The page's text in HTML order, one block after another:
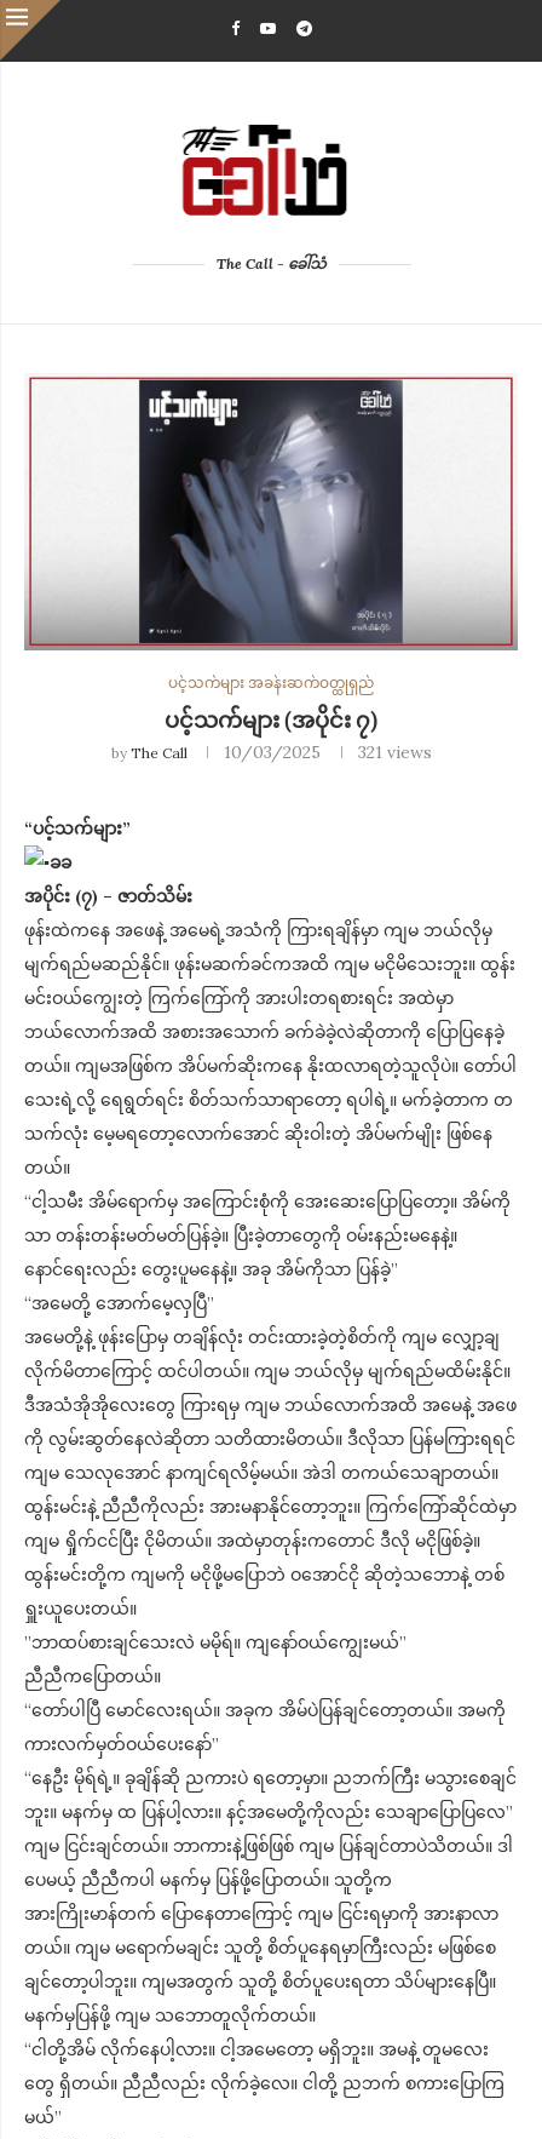
The Call - ခေါ်သံ
ပင့်သက်များ အခန်းဆက်ဝတ္ထုရှည်
ပင့်သက်များ (အပိုင်း ၇)
by The Call 10/03/2025 321 views
“ပင့်သက်များ”
ခခ
အပိုင်း (၇) – ဇာတ်သိမ်း
ဖုန်းထဲကနေ အဖေနဲ့ အမေရဲ့အသံကို ကြားရချိန်မှာ ကျမ ဘယ်လိုမှ
မျက်ရည်မဆည်နိုင်။ ဖုန်းမဆက်ခင်ကအထိ ကျမ မငိုမိသေးဘူး။ ထွန်း
မင်းဝယ်ကျွေးတဲ့ ကြက်ကြော်ကို အားပါးတရစားရင်း အထဲမှာ
ဘယ်လောက်အထိ အစားအသောက် ခက်ခဲခဲ့လဲဆိုတာကို ပြောပြနေခဲ့
တယ်။ ကျမအဖြစ်က အိပ်မက်ဆိုးကနေ နိုးထလာရတဲ့သူလိုပဲ။ တော်ပါ
သေးရဲ့လို့ ရေရွတ်ရင်း စိတ်သက်သာရာတော့ ရပါရဲ့။ မက်ခဲ့တာက တ
သက်လုံး မေ့မရတော့လောက်အောင် ဆိုးဝါးတဲ့ အိပ်မက်မျိုး ဖြစ်နေ
တယ်။
“ငါ့သမီး အိမ်ရောက်မှ အကြောင်းစုံကို အေးဆေးပြောပြတော့။ အိမ်ကို
သာ တန်းတန်းမတ်မတ်ပြန်ခဲ့။ ပြီးခဲ့တာတွေကို ဝမ်းနည်းမနေနဲ့။
နောင်ရေးလည်း တွေးပူမနေနဲ့။ အခု အိမ်ကိုသာ ပြန်ခဲ့”
“အမေတို့ အောက်မေ့လှပြီ”
အမေတို့နဲ့ ဖုန်းပြောမှ တချိန်လုံး တင်းထားခဲ့တဲ့စိတ်ကို ကျမ လျှော့ချ
လိုက်မိတာကြောင့် ထင်ပါတယ်။ ကျမ ဘယ်လိုမှ မျက်ရည်မထိမ်းနိုင်။
ဒီအသံအိုအိုလေးတွေ ကြားရမှ ကျမ ဘယ်လောက်အထိ အမေနဲ့ အဖေ
ကို လွမ်းဆွတ်နေလဲဆိုတာ သတိထားမိတယ်။ ဒီလိုသာ ပြန်မကြားရရင်
ကျမ သေလုအောင် နာကျင်ရလိမ့်မယ်။ အဲဒါ တကယ်သေချာတယ်။
ထွန်းမင်းနဲ့ ညီညီကိုလည်း အားမနာနိုင်တော့ဘူး။ ကြက်ကြော်ဆိုင်ထဲမှာ
ကျမ ရှိုက်ငင်ပြီး ငိုမိတယ်။ အထဲမှာတုန်းကတောင် ဒီလို မငိုဖြစ်ခဲ့။
ထွန်းမင်းတို့က ကျမကို မငိုဖို့မပြောဘဲ ဝအောင်ငို ဆိုတဲ့သဘောနဲ့ တစ်
ရှူးယူပေးတယ်။
”ဘာထပ်စားချင်သေးလဲ မမိုရ်။ ကျနော်ဝယ်ကျွေးမယ်”
ညီညီကပြောတယ်။
“တော်ပါပြီ မောင်လေးရယ်။ အခုက အိမ်ပဲပြန်ချင်တော့တယ်။ အမကို
ကားလက်မှတ်ဝယ်ပေးနော်”
“နေဦး မိုရ်ရဲ့။ ခုချိန်ဆို ညကားပဲ ရတော့မှာ။ ညဘက်ကြီး မသွားစေချင်
ဘူး။ မနက်မှ ထ ပြန်ပါ့လား။ နင့်အမေတို့ကိုလည်း သေချာပြောပြလေ”
ကျမ ငြင်းချင်တယ်။ ဘာကားနဲ့ဖြစ်ဖြစ် ကျမ ပြန်ချင်တာပဲသိတယ်။ ဒါ
ပေမယ့် ညီညီကပါ မနက်မှ ပြန်ဖို့ပြောတယ်။ သူတို့က
အားကြိုးမာန်တက် ပြောနေတာကြောင့် ကျမ ငြင်းရမှာကို အားနာလာ
တယ်။ ကျမ မရောက်မချင်း သူတို့ စိတ်ပူနေရမှာကြီးလည်း မဖြစ်စေ
ချင်တော့ပါဘူး။ ကျမအတွက် သူတို့ စိတ်ပူပေးရတာ သိပ်များနေပြီ။
မနက်မှပြန်ဖို့ ကျမ သဘောတူလိုက်တယ်။
“ငါတို့အိမ် လိုက်နေပါ့လား။ ငါ့အမေတော့ မရှိဘူး။ အမနဲ့ တူမလေး
တွေ ရှိတယ်။ ညီညီလည်း လိုက်ခဲ့လေ။ ငါတို့ ညဘက် စကားပြောကြ
မယ်”